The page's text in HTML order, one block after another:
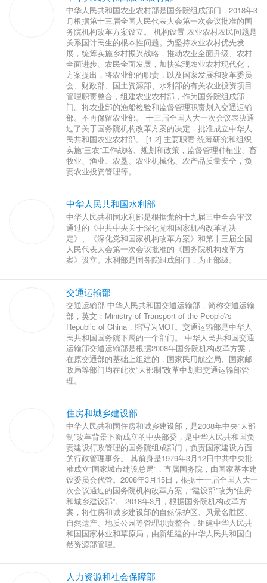
中华人民共和国农业农村部是国务院组成部门，2018年3
月根据第十三届全国人民代表大会第一次会议批准的国
务院机构改革方案设立。 机构设置 农业农村农民问题是
关系国计民生的根本性问题。为坚持农业农村优先发
展，统筹实施乡村振兴战略，推动农业全面升级、农村
全面进步、农民全面发展，加快实现农业农村现代化，
方案提出，将农业部的职责，以及国家发展和改革委员
会、财政部、国土资源部、水利部的有关农业投资项目
管理职责整合，组建农业农村部，作为国务院组成部
门。将农业部的渔船检验和监督管理职责划入交通运输
部。不再保留农业部。 十三届全国人大一次会议表决通
过了关于国务院机构改革方案的决定，批准成立中华人
民共和国农业农村部。 [1-2] 主要职责 统筹研究和组织
实施“三农”工作战略、规划和政策，监督管理种植业、畜
牧业、渔业、农垦、农业机械化、农产品质量安全，负
责农业投资管理等。
中华人民共和国水利部
中华人民共和国水利部是根据党的十九届三中全会审议
通过的《中共中央关于深化党和国家机构改革的决
定》、《深化党和国家机构改革方案》和第十三届全国
人民代表大会第一次会议批准的《国务院机构改革方
案》设立。水利部是国务院组成部门，为正部级。
交通运输部
交通运输部 中华人民共和国交通运输部，简称交通运输
部，英文：Ministry of Transport of the People\'s
Republic of China，缩写为MOT。交通运输部是中华人
民共和国国务院下属的一个部门。 中华人民共和国交通
运输部交通运输部是根据2008年国务院机构改革方案，
在原交通部的基础上组建的，国家民用航空局、国家邮
政局等部门均在此次“大部制”改革中划归交通运输部管
理。
住房和城乡建设部
中华人民共和国住房和城乡建设部，是2008年中央“大部
制”改革背景下新成立的中央部委，是中华人民共和国负
责建设行政管理的国务院组成部门，负责国家建设方面
的行政管理事务。 其前身是1979年3月12日中共中央批
准成立“国家城市建设总局”，直属国务院，由国家基本建
设委员会代管。2008年3月15日，根据十一届全国人大一
次会议通过的国务院机构改革方案，“建设部”改为“住房
和城乡建设部”。 2018年3月，根据国务院机构改革方
案，将住房和城乡建设部的自然保护区、风景名胜区、
自然遗产、地质公园等管理职责整合，组建中华人民共
和国国家林业和草原局，由新组建的中华人民共和国自
然资源部管理。
人力资源和社会保障部